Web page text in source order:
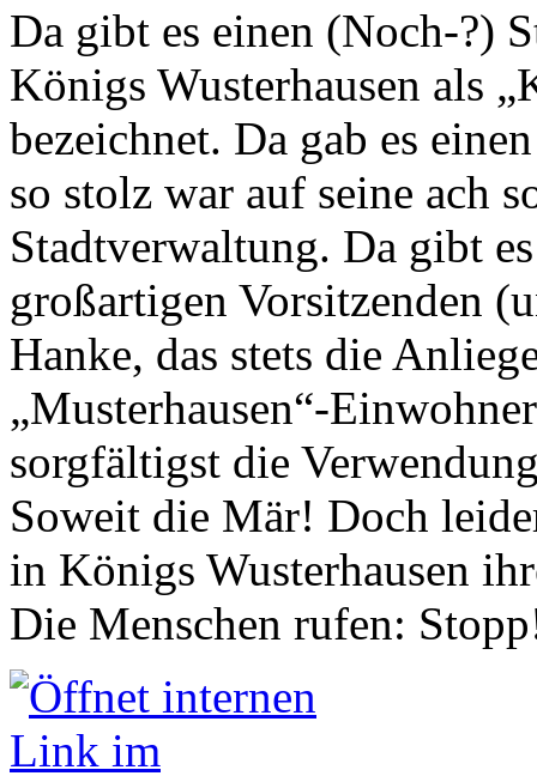
Da gibt es einen (Noch-?)
Königs Wusterhausen als
bezeichnet. Da gab es
so stolz war auf seine ach
Stadtverwaltung. Da gibt
großartigen Vorsitzenden
Hanke, das stets die
„Musterhausen“-
sorgfältigst die
Soweit die Mär! Doch
in Königs Wusterhausen
Die Menschen rufen: